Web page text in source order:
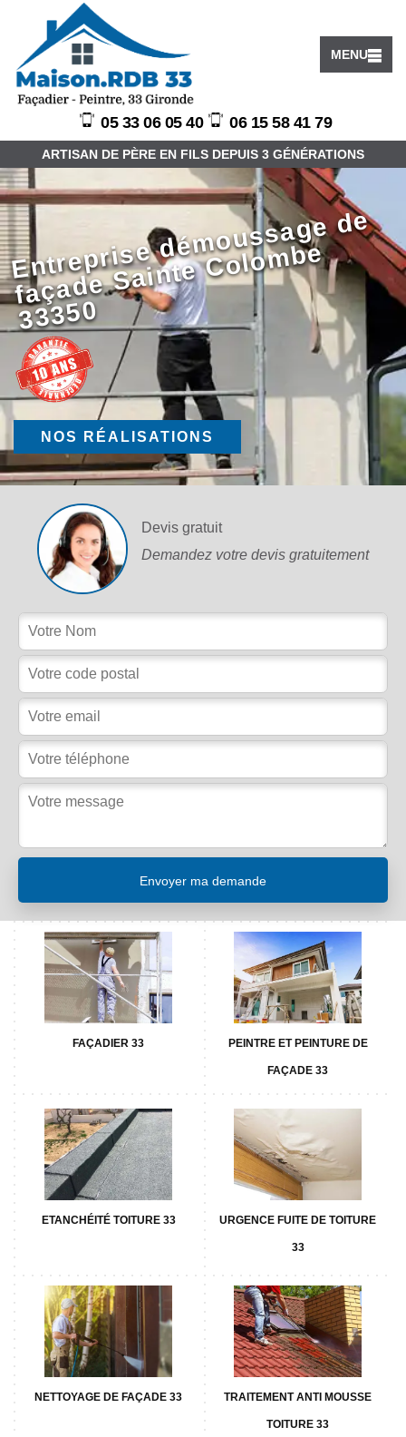
MENU
05 33 06 05 40 06 15 58 41 79
ARTISAN DE PÈRE EN FILS DEPUIS 3 GÉNÉRATIONS
E
ntr
e
pri
s
e
d
é
m
o
u
s
s
a
g
e
d
e
f
a
ç
a
d
e
S
ai
nt
e
C
ol
o
m
b
e
3
3
3
5
0
NOS RÉALISATIONS
Devis gratuit
Demandez votre devis gratuitement
FAÇADIER 33 PEINTRE ET PEINTURE DE
FAÇADE 33
ETANCHÉITÉ TOITURE 33 URGENCE FUITE DE TOITURE
33
NETTOYAGE DE FAÇADE 33 TRAITEMENT ANTI MOUSSE
TOITURE 33